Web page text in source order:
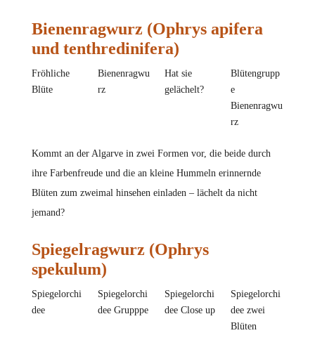
Bienenragwurz (Ophrys apifera
und tenthredinifera)
Fröhliche
Blüte
Bienenragwu
rz
Hat sie
gelächelt?
Blütengrupp
e
Bienenragwu
rz
Kommt an der Algarve in zwei Formen vor, die beide durch
ihre Farbenfreude und die an kleine Hummeln erinnernde
Blüten zum zweimal hinsehen einladen – lächelt da nicht
jemand?
Spiegelragwurz (Ophrys
spekulum)
Spiegelorchi
dee
Spiegelorchi
dee Grupppe
Spiegelorchi
dee Close up
Spiegelorchi
dee zwei
Blüten